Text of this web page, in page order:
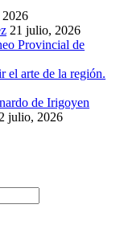
21 julio, 2026
Provincial de
el arte de la región.
de Irigoyen
2 julio, 2026